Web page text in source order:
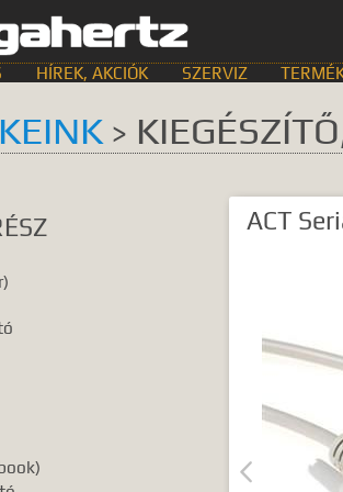
HÍREK, AKCIÓK SZERVIZ
sem
Meg kell
>
ACT
